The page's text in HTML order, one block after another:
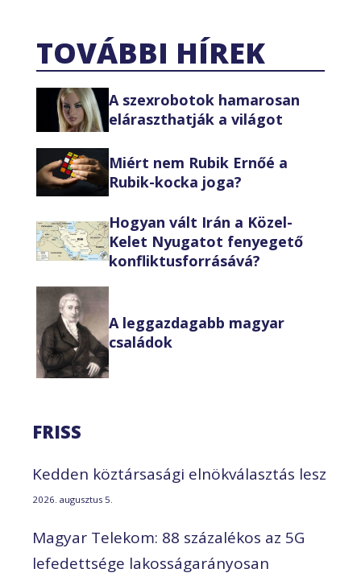
TOVÁBBI HÍREK
A szexrobotok hamarosan
eláraszthatják a világot
Miért nem Rubik Ernőé a
Rubik-kocka joga?
Hogyan vált Irán a Közel-
Kelet Nyugatot fenyegető
konfliktusforrásává?
A leggazdagabb magyar
családok
FRISS
Kedden köztársasági elnökválasztás lesz
2026. augusztus 5.
Magyar Telekom: 88 százalékos az 5G
lefedettsége lakosságarányosan